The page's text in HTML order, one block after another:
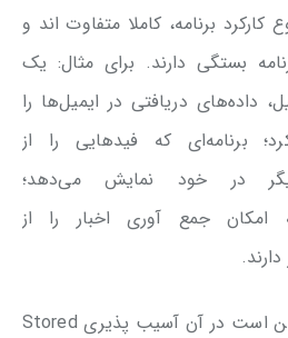
برنامه، کاملا متفاوت اند و
بستگی دارند. برای مثال: یک
داده‌های دریافتی در ایمیل‌ها را
برنامه‌ای که فید‌هایی را از
در خود نمایش می‌دهد؛
جمع آوری اخبار را از
نقاط خروج برنامه که ممکن است در آن آسیب پذیری Stored